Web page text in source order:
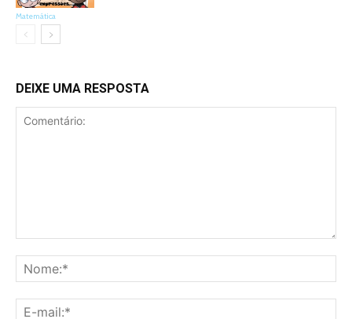
Matemática
DEIXE UMA RESPOSTA